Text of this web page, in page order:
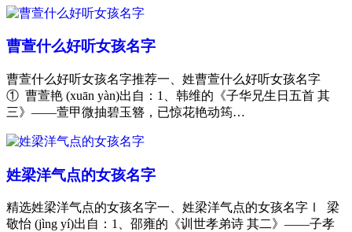
曹萱什么好听女孩名字
曹萱什么好听女孩名字推荐一、姓曹萱什么好听女孩名字
① 曹萱艳 (xuān yàn)出自：1、韩维的《子华兄生日五首 其
三》——萱甲微抽碧玉簪，已惊花艳动筠…
姓梁洋气点的女孩名字
精选姓梁洋气点的女孩名字一、姓梁洋气点的女孩名字Ⅰ 梁
敬怡 (jìng yí)出自：1、邵雍的《训世孝弟诗 其二》——子孝